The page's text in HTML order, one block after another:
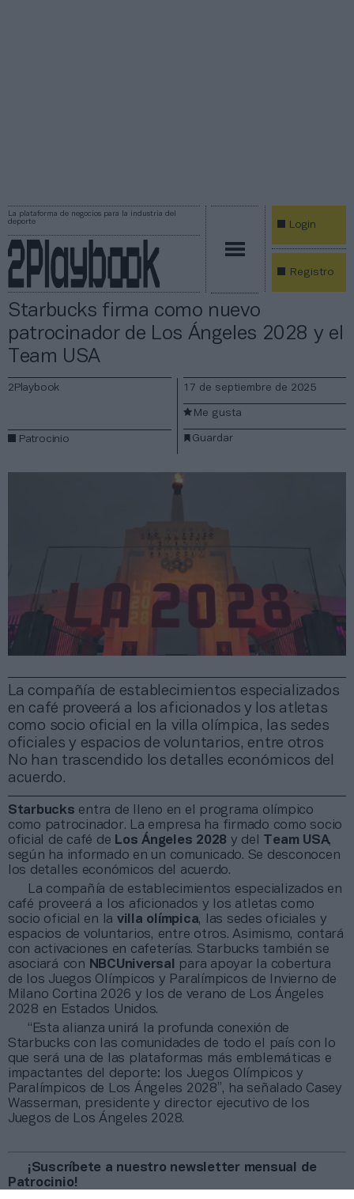
La plataforma de negocios para la industria del
deporte
Login
Registro
Starbucks firma como nuevo
patrocinador de Los Ángeles 2028 y el
Team USA
La compañía de establecimientos especializados
en café proveerá a los aficionados y los atletas
como socio oficial en la villa olímpica, las sedes
oficiales y espacios de voluntarios, entre otros
No han trascendido los detalles económicos del
acuerdo.
2Playbook
Patrocinio
17 de septiembre de 2025
Guardar
Me gusta
Starbucks entra de lleno en el programa olímpico
como patrocinador. La empresa ha firmado como socio
oficial de café de Los Ángeles 2028 y del Team USA,
según ha informado en un comunicado. Se desconocen
los detalles económicos del acuerdo.
La compañía de establecimientos especializados en
café proveerá a los aficionados y los atletas como
socio oficial en la villa olímpica, las sedes oficiales y
espacios de voluntarios, entre otros. Asimismo, contará
con activaciones en cafeterías. Starbucks también se
asociará con NBCUniversal
para apoyar la cobertura
de los Juegos Olímpicos y Paralímpicos de Invierno de
Milano Cortina 2026 y los de verano de Los Ángeles
2028 en Estados Unidos.
“Esta alianza unirá la profunda conexión de
Starbucks con las comunidades de todo el país con lo
que será una de las plataformas más emblemáticas e
impactantes del deporte: los Juegos Olímpicos y
Paralímpicos de Los Ángeles 2028”, ha señalado Casey
Wasserman, presidente y director ejecutivo de los
Juegos de Los Ángeles 2028.
¡Suscríbete a nuestro newsletter mensual de
Patrocinio!